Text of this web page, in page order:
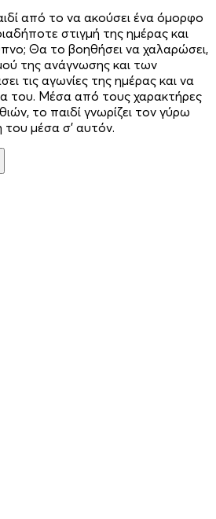
από το να ακούσει ένα όμορφο
στιγμή της ημέρας και
Θα το βοηθήσει να χαλαρώσει,
της ανάγνωσης και των
τις αγωνίες της ημέρας και να
του. Μέσα από τους χαρακτήρες
το παιδί γνωρίζει τον γύρω
μέσα σ’ αυτόν.